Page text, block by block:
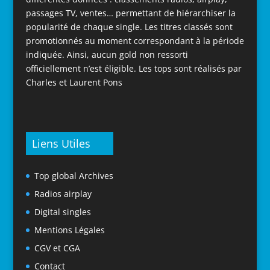
passages TV, ventes… permettant de hiérarchiser la
popularité de chaque single. Les titres classés sont
promotionnés au moment correspondant à la période
indiquée. Ainsi, aucun gold non ressorti
officiellement n’est éligible. Les tops sont réalisés par
Charles et Laurent Pons
Liens Utiles
Top global Archives
Radios airplay
Digital singles
Mentions Légales
CGV et CGA
Contact